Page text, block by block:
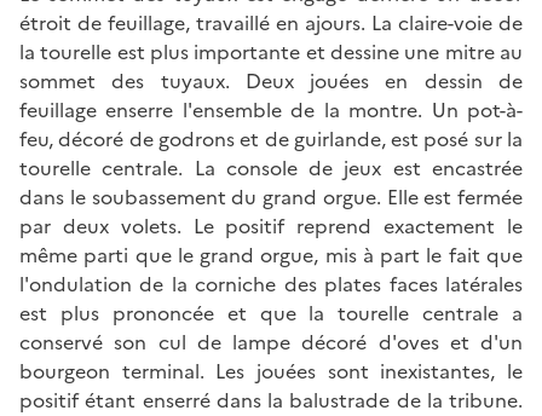
étroit de feuillage, travaillé en ajours. La claire-voie de
la tourelle est plus importante et dessine une mitre au
sommet des tuyaux. Deux jouées en dessin de
feuillage enserre l'ensemble de la montre. Un pot-à-
feu, décoré de godrons et de guirlande, est posé sur la
tourelle centrale. La console de jeux est encastrée
dans le soubassement du grand orgue. Elle est fermée
par deux volets. Le positif reprend exactement le
même parti que le grand orgue, mis à part le fait que
l'ondulation de la corniche des plates faces latérales
est plus prononcée et que la tourelle centrale a
conservé son cul de lampe décoré d'oves et d'un
bourgeon terminal. Les jouées sont inexistantes, le
positif étant enserré dans la balustrade de la tribune.